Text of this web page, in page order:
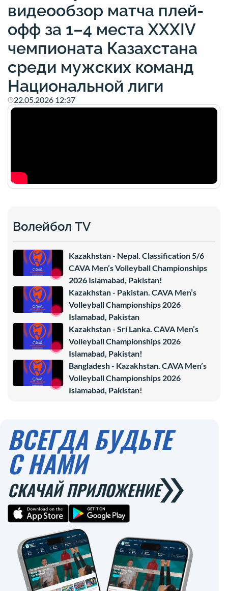
видеообзор матча плей-
офф за 1–4 места XXXIV
чемпионата Казахстана
среди мужских команд
Национальной лиги
22.05.2026 12:37
Волейбол TV
Kazakhstan - Nepal. Classification 5/6
CAVA Men’s Volleyball Championships
2026 Islamabad, Pakistan!
Kazakhstan - Pakistan. CAVA Men’s
Volleyball Championships 2026
Islamabad, Pakistan
Kazakhstan - Sri Lanka. CAVA Men’s
Volleyball Championships 2026
Islamabad, Pakistan!
Bangladesh - Kazakhstan. CAVA Men’s
Volleyball Championships 2026
Islamabad, Pakistan!
ВСЕГДА БУДЬТЕ
С НАМИ
СКАЧАЙ ПРИЛОЖЕНИЕ